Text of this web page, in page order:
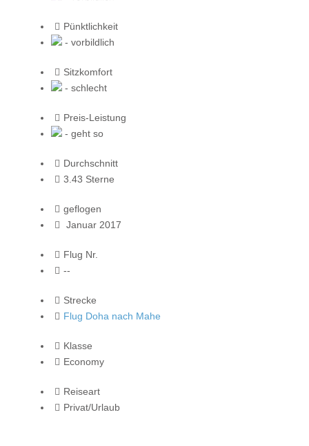
Pünktlichkeit
- vorbildlich
Sitzkomfort
- schlecht
Preis-Leistung
- geht so
Durchschnitt
3.43 Sterne
geflogen
Januar 2017
Flug Nr.
--
Strecke
Flug Doha nach Mahe
Klasse
Economy
Reiseart
Privat/Urlaub